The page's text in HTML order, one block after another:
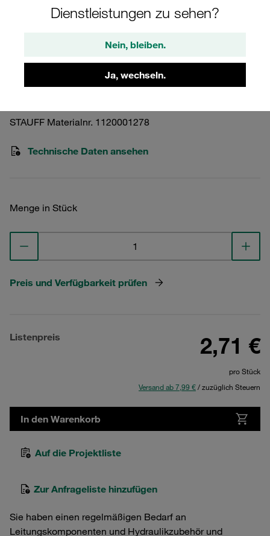
Dienstleistungen zu sehen?
Nein, bleiben.
Ja, wechseln.
Doppel-Anschweißplatte Standard-
Baureihe Gr. 1a Stahl, phosphatiert DIN
3015
DSP-1a-35-M-W2
STAUFF Materialnr. 1120001278
Technische Daten ansehen
Menge in Stück
Preis und Verfügbarkeit prüfen
Listenpreis 2,71 €
pro Stück
Versand ab 7,99 €/ zuzüglich Steuern
In den Warenkorb
Auf die Projektliste
Zur Anfrageliste hinzufügen
Sie haben einen regelmäßigen Bedarf an
Leitungskomponenten und Hydraulikzubehör und